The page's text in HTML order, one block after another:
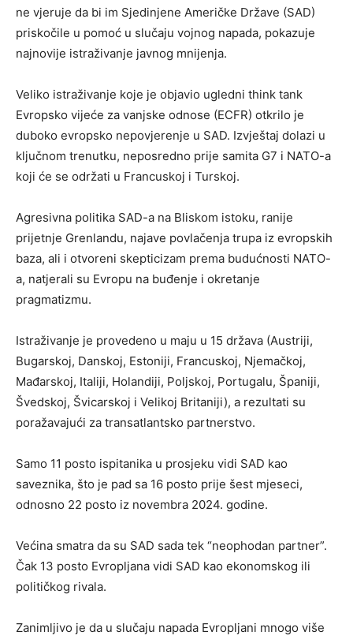
ne vjeruje da bi im Sjedinjene Američke Države (SAD)
priskočile u pomoć u slučaju vojnog napada, pokazuje
najnovije istraživanje javnog mnijenja.
Veliko istraživanje koje je objavio ugledni think tank
Evropsko vijeće za vanjske odnose (ECFR) otkrilo je
duboko evropsko nepovjerenje u SAD. Izvještaj dolazi u
ključnom trenutku, neposredno prije samita G7 i NATO-a
koji će se održati u Francuskoj i Turskoj.
Agresivna politika SAD-a na Bliskom istoku, ranije
prijetnje Grenlandu, najave povlačenja trupa iz evropskih
baza, ali i otvoreni skepticizam prema budućnosti NATO-
a, natjerali su Evropu na buđenje i okretanje
pragmatizmu.
Istraživanje je provedeno u maju u 15 država (Austriji,
Bugarskoj, Danskoj, Estoniji, Francuskoj, Njemačkoj,
Mađarskoj, Italiji, Holandiji, Poljskoj, Portugalu, Španiji,
Švedskoj, Švicarskoj i Velikoj Britaniji), a rezultati su
poražavajući za transatlantsko partnerstvo.
Samo 11 posto ispitanika u prosjeku vidi SAD kao
saveznika, što je pad sa 16 posto prije šest mjeseci,
odnosno 22 posto iz novembra 2024. godine.
Većina smatra da su SAD sada tek “neophodan partner”.
Čak 13 posto Evropljana vidi SAD kao ekonomskog ili
političkog rivala.
Zanimljivo je da u slučaju napada Evropljani mnogo više